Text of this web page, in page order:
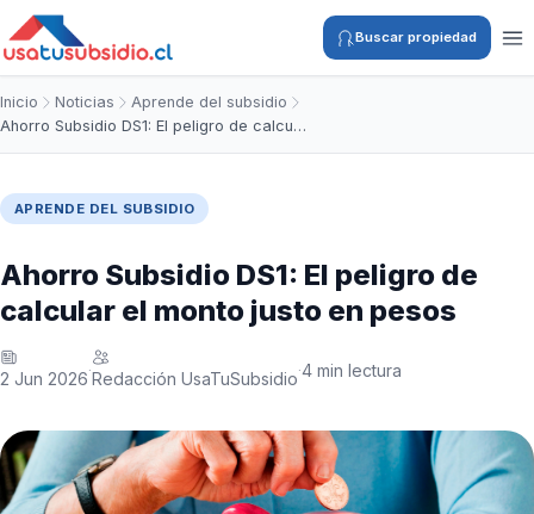
Buscar propiedad
Inicio Noticias
Aprende del subsidio
Ahorro Subsidio DS1: El peligro de calcu…
APRENDE DEL SUBSIDIO
Ahorro Subsidio DS1: El peligro de
calcular el monto justo en pesos
2 Jun 2026·Redacción UsaTuSubsidio·4 min lectura